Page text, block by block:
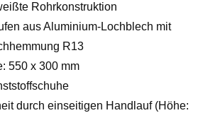
Rohrkonstruktion
aus Aluminium-Lochblech mit
R13
550 x 300 mm
durch einseitigen Handlauf (Höhe: